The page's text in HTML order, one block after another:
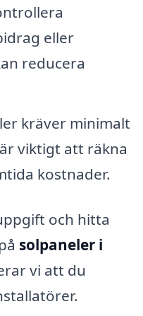
eller
reducera
kräver minimalt
viktigt att räkna
kostnader.
och hitta
solpaneler i
vi att du